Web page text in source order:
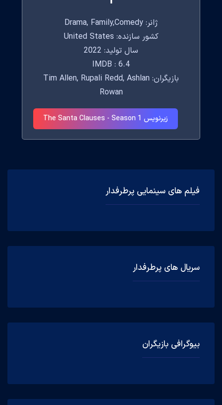
فیلم های سینمایی پرطرفدار
سریال های پرطرفدار
بیوگرافی بازیگران
ژانر: Drama, Family,Comedy
کشور سازنده: United States
سال تولید: 2022
IMDB : 6.4
بازیگران: Tim Allen, Rupali Redd, Ashlan
Rowan
زیرنویس The Santa Clauses - Season 1